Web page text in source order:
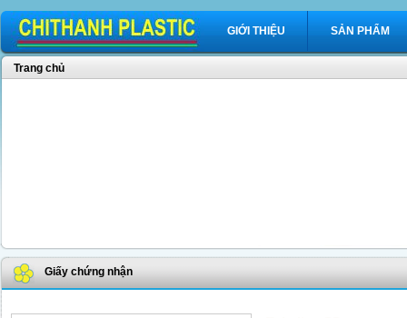
GIỚI THIỆU SẢN PHẨM
Trang chủ
Giấy chứng nhận